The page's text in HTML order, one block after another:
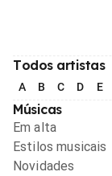
Todos artistas
A B C D E
Músicas
Em alta
Estilos musicais
Novidades